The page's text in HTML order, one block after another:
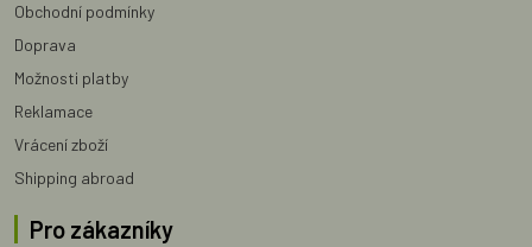
Obchodní podmínky
Doprava
Možnosti platby
Reklamace
Vrácení zboží
Shipping abroad
Pro zákazníky